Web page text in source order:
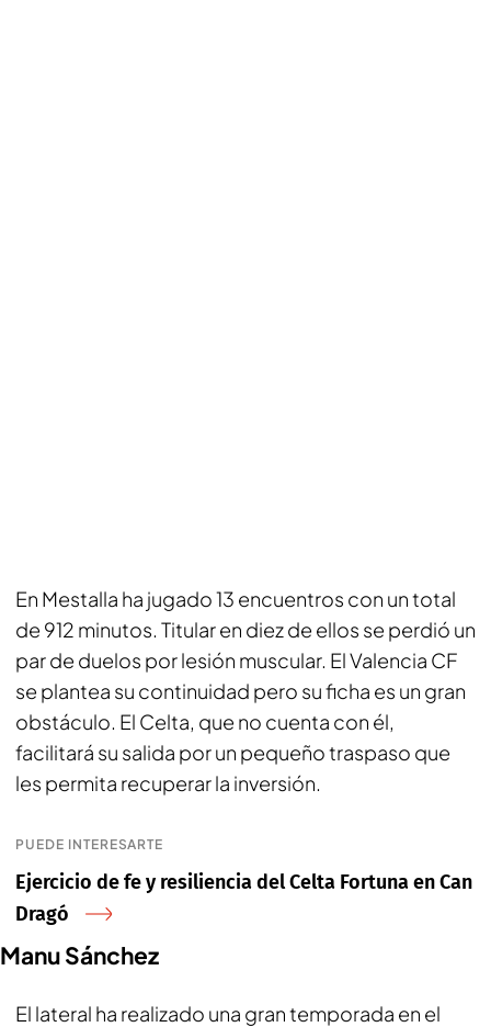
En Mestalla ha jugado 13 encuentros con un total
de 912 minutos. Titular en diez de ellos se perdió un
par de duelos por lesión muscular. El Valencia CF
se plantea su continuidad pero su ficha es un gran
obstáculo. El Celta, que no cuenta con él,
facilitará su salida por un pequeño traspaso que
les permita recuperar la inversión.
PUEDE INTERESARTE
Ejercicio de fe y resiliencia del Celta Fortuna en Can
Dragó
Manu Sánchez
El lateral ha realizado una gran temporada en el